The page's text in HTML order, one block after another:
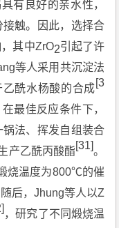
有良好的亲水性，
触。因此，选择合
其中ZrO2引起了许
等人采用共沉淀法
酰水杨酸的合成[3
最佳反应条件下，
法、挥发自组装合
产乙酰丙酸酯[31]。
烧温度为800℃的催
后，Jhung等人以Z
，研究了不同煅烧温